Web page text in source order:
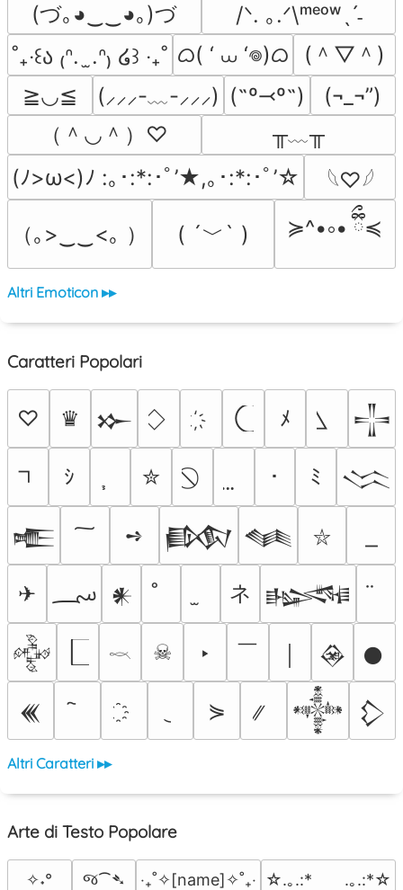
(づ｡◕‿‿◕｡)づ
/ᐠ. ｡.ᐟ\ᵐᵉᵒʷˎˊ˗
˚₊‧꒰ა ₍ᐢ.  ̫.ᐢ₎ ໒꒱ ‧₊˚ ᜊ( ‘ ⩊ ‘𖦹)ᜊ
(＾▽＾)
≧◡≦
(⸝⸝⸝-﹏-⸝⸝⸝) (˶º⤙º˶)
(¬_¬”)
（＾◡＾）♡
╥﹏╥
(ﾉ>ω<)ﾉ :｡･:*:･ﾟ’★,｡･:*:･ﾟ’☆
𓆩♡𓆪
（｡>‿‿<｡ ） ( ´﹀` ) ≽^•༚• ྀིྀ≼
Altri Emoticon ▸▸
Caratteri Popolari
♡ ♛ 𒁍 ﾒ 𒋲
ｼ ✮ ･ ﾐ 𒈱
𒍫 ➺ 𒁃 𒈝 ⛥
✈ ؄ 𒀭 ネ 𒈙
𒅒 𓎖 ☠ ‣ ￣ 𒊲 𒊹
𒌍 ⋟ 𒀱 𒁷
Altri Caratteri ▸▸
Arte di Testo Popolare
✧˖° જ⁀➴ ‎‧₊˚✧[name]✧˚₊‧ ☆.｡.:*　　.｡.:*☆